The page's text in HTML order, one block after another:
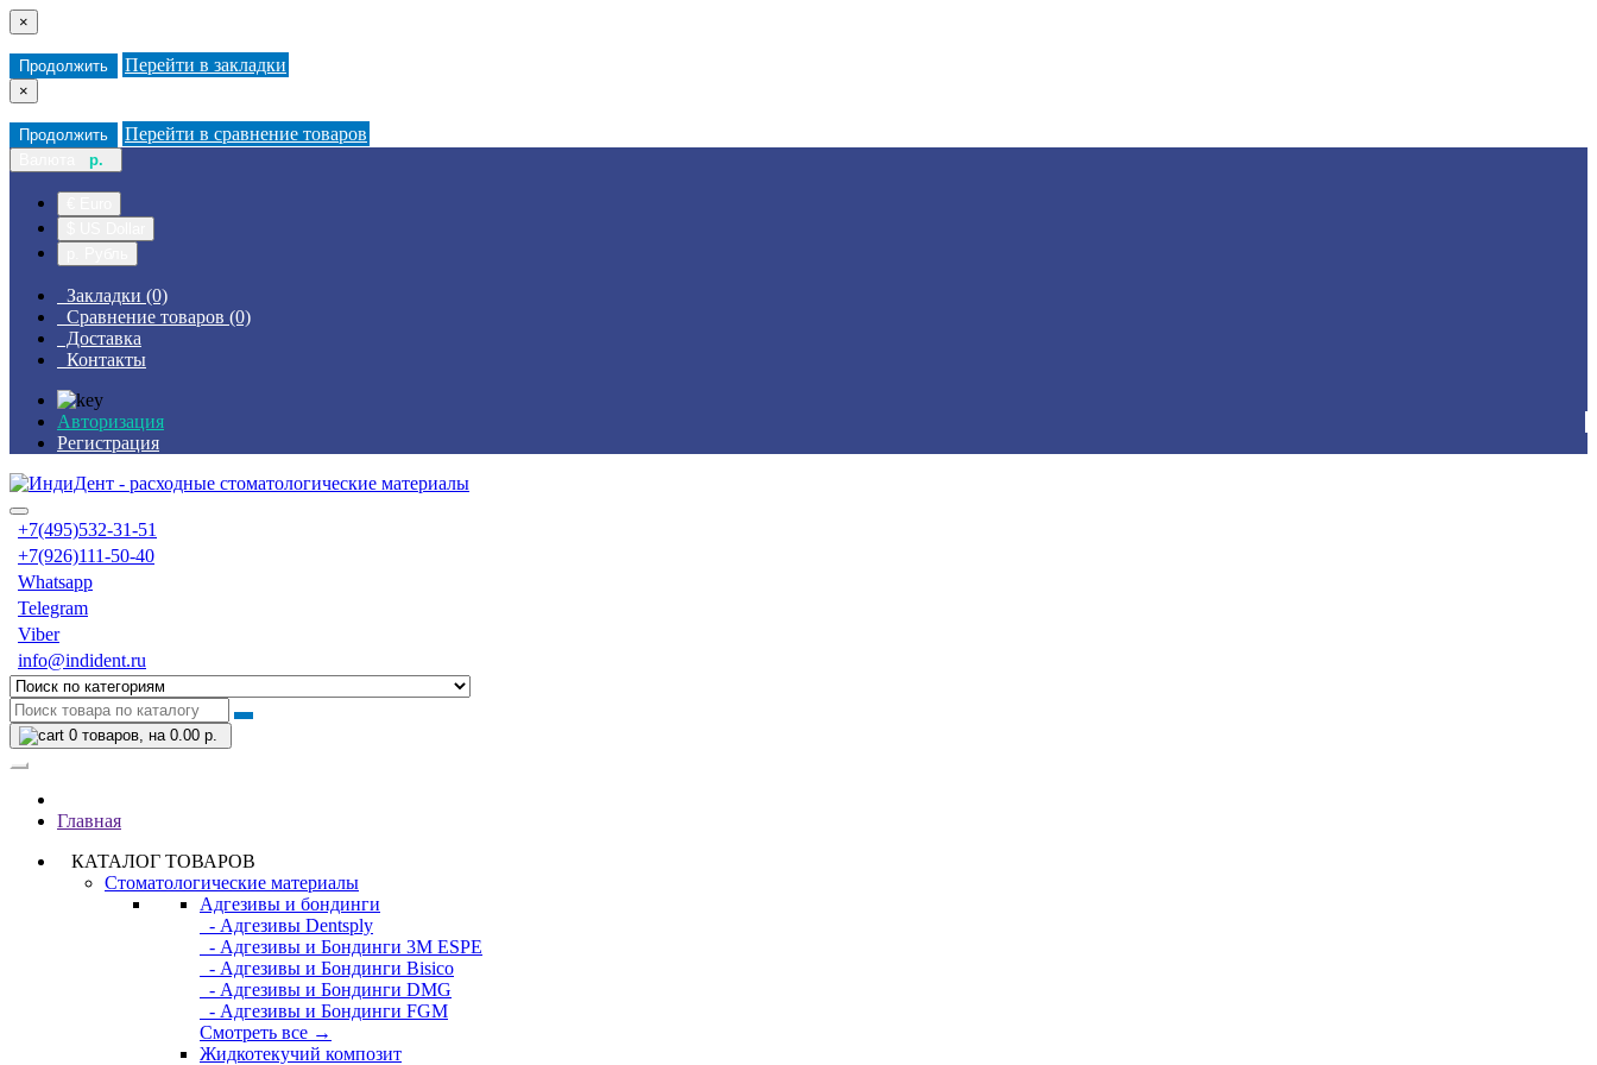
×
Продолжить Перейти в закладки
×
Продолжить Перейти в сравнение товаров
р.
Закладки (0)
Сравнение товаров (0)
Доставка
Контакты
Авторизация
Регистрация
+7(495)532-31-51
+7(926)111-50-40
Whatsapp
Telegram
Viber
info@indident.ru
0 товаров, на 0.00 р.
Главная
КАТАЛОГ ТОВАРОВ
Стоматологические материалы
Адгезивы и бондинги
- Адгезивы Dentsply
- Адгезивы и Бондинги 3M ESPE
- Адгезивы и Бондинги Bisico
- Адгезивы и Бондинги DMG
- Адгезивы и Бондинги FGM
Смотреть все →
Жидкотекучий композит